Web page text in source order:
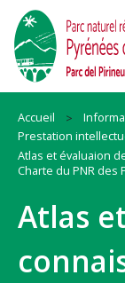
Accueil
Prestation
Atlas et évaluaion
Charte du PNR des
Atlas